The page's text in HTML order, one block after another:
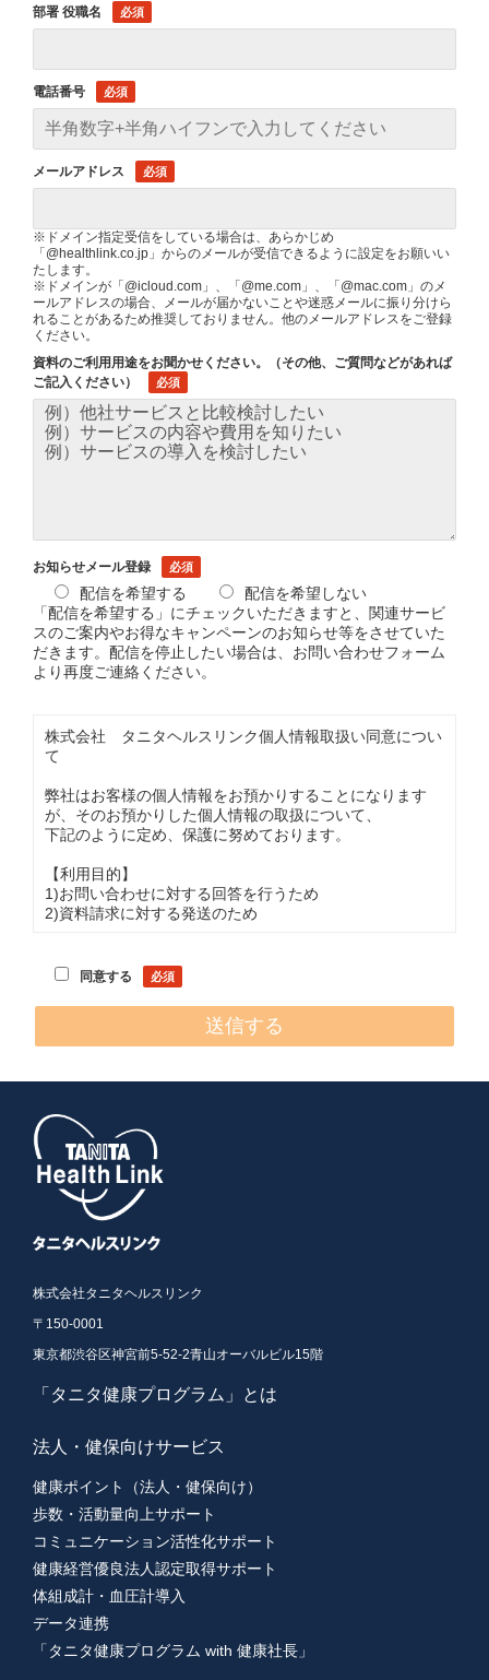
部署 役職名
電話番号
メールアドレス
※ドメイン指定受信をしている場合は、あらかじめ
「@healthlink.co.jp」からのメールが受信できるように設定をお願いい
たします。
※ドメインが「@icloud.com」、「@me.com」、「@mac.com」のメ
ールアドレスの場合、メールが届かないことや迷惑メールに振り分けら
れることがあるため推奨しておりません。他のメールアドレスをご登録
ください。
資料のご利用用途をお聞かせください。（その他、ご質問などがあれば
ご記入ください）
お知らせメール登録
配信を希望する
配信を希望しない
「配信を希望する」にチェックいただきますと、関連サービ
スのご案内やお得なキャンペーンのお知らせ等をさせていた
だきます。配信を停止したい場合は、お問い合わせフォーム
より再度ご連絡ください。
株式会社 タニタヘルスリンク個人情報取扱い同意につい
て
弊社はお客様の個人情報をお預かりすることになります
が、そのお預かりした個人情報の取扱について、
下記のように定め、保護に努めております。
【利用目的】
1)お問い合わせに対する回答を行うため
2)資料請求に対する発送のため
弊社は法律で定められている場合を除いて、お客様の個人
情報を当該本人の同意を得ず第三者に提供することはあり
ません。
【個人情報の取扱い業務の委託】
してお客様の個人情報を預けることがあります。
この場合、個人情報を適切に取り扱っていると認められる
委託先を選定し、契約等において個人情報の適正管理・機
密保持などによりお客様の個人情報の漏洩防止に必要な事
項を取決め、適切な管理を実施させます。
お客様が弊社に対して個人情報を提出することは任意で
ただし、個人情報を提出されない場合には、弊社からの返
かじめご了承ください。
【個人情報の開示請求について】
お客様には、自らの個人情報の利用目的の通知、開示、内
容の訂正、追加又は削除、利用の停止、消去及び第三者へ
ります。
個人情報問合せ窓口
株式会社タニタヘルスリンク
TEL 050-1707-9093
責任者：個人情報保護管理者 土志田敬祐
同意する
株式会社タニタヘルスリンク
〒150-0001
東京都渋谷区神宮前5-52-2青山オーバルビル15階
「タニタ健康プログラム」とは
法人・健保向けサービス
健康ポイント（法人・健保向け）
歩数・活動量向上サポート
コミュニケーション活性化サポート
健康経営優良法人認定取得サポート
体組成計・血圧計導入
データ連携
「タニタ健康プログラム with 健康社長」